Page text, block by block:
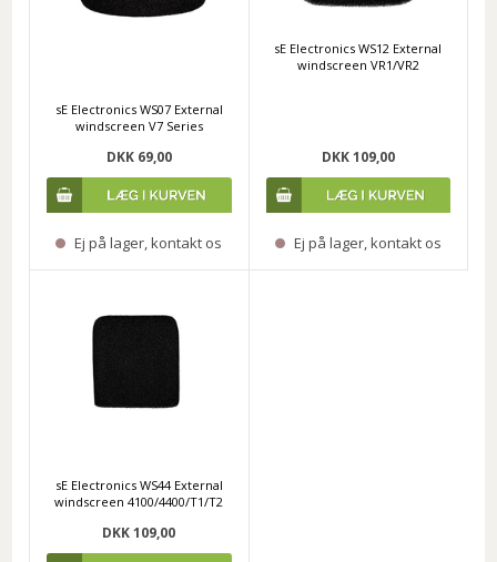
sE Electronics WS07 External
windscreen V7 Series
DKK 69,00
Ej på lager, kontakt os
sE Electronics WS12 External
windscreen VR1/VR2
DKK 109,00
Ej på lager, kontakt os
sE Electronics WS44 External
windscreen 4100/4400/T1/T2
DKK 109,00